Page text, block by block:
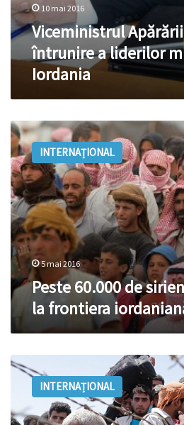
10 mai 2016
Viceministrul
întrunire a liderilor
Iordania
Peste
60.000
de
sirieni
sunt
blocați
la
frontiera
iordaniană
INTERNAȚIONAL
5 mai 2016
Peste 60.000 de
la frontiera
Criza
refugiaților:
de
sirieni
INTERNAȚIONAL